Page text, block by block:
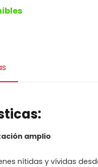
amplio
nítidas y vívidas